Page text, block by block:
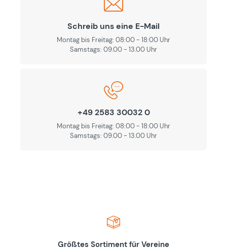
Schreib uns eine E-Mail
Montag bis Freitag: 08:00 - 18:00 Uhr
Samstags: 09.00 - 13.00 Uhr
+49 2583 30032 0
Montag bis Freitag: 08:00 - 18:00 Uhr
Samstags: 09.00 - 13.00 Uhr
Größtes Sortiment für Vereine